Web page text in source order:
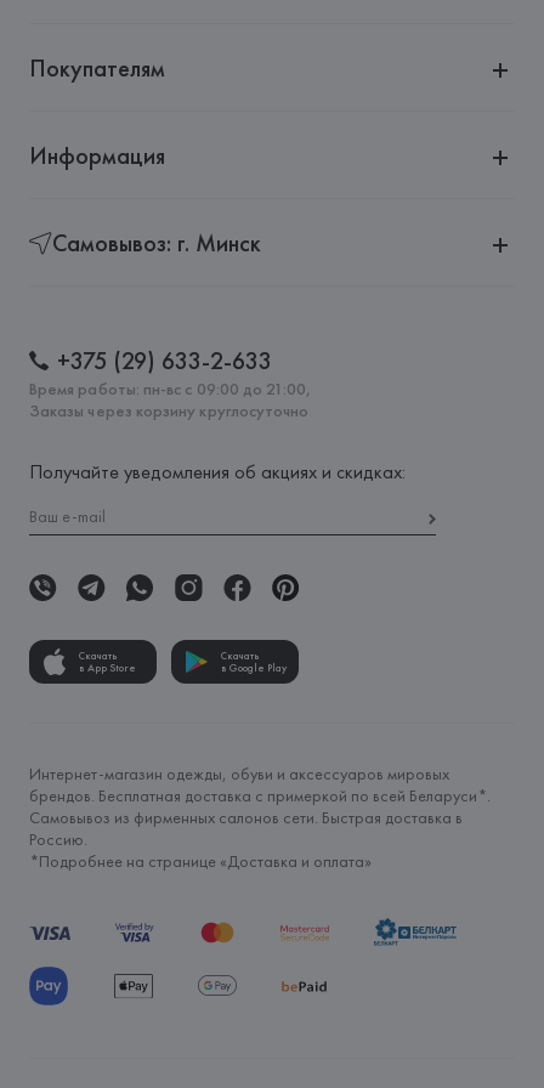
Покупателям
Информация
Самовывоз: г. Минск
+375 (29) 633-2-633
Время работы: пн-вс с 09:00 до 21:00,
Заказы через корзину круглосуточно
Получайте уведомления об акциях и скидках:
Скачать
в App Store
Скачать
в Google Play
Интернет-магазин одежды, обуви и аксессуаров мировых
брендов. Бесплатная доставка с примеркой по всей Беларуси*.
Самовывоз из фирменных салонов сети. Быстрая доставка в
Россию.
*Подробнее на странице «Доставка и оплата»